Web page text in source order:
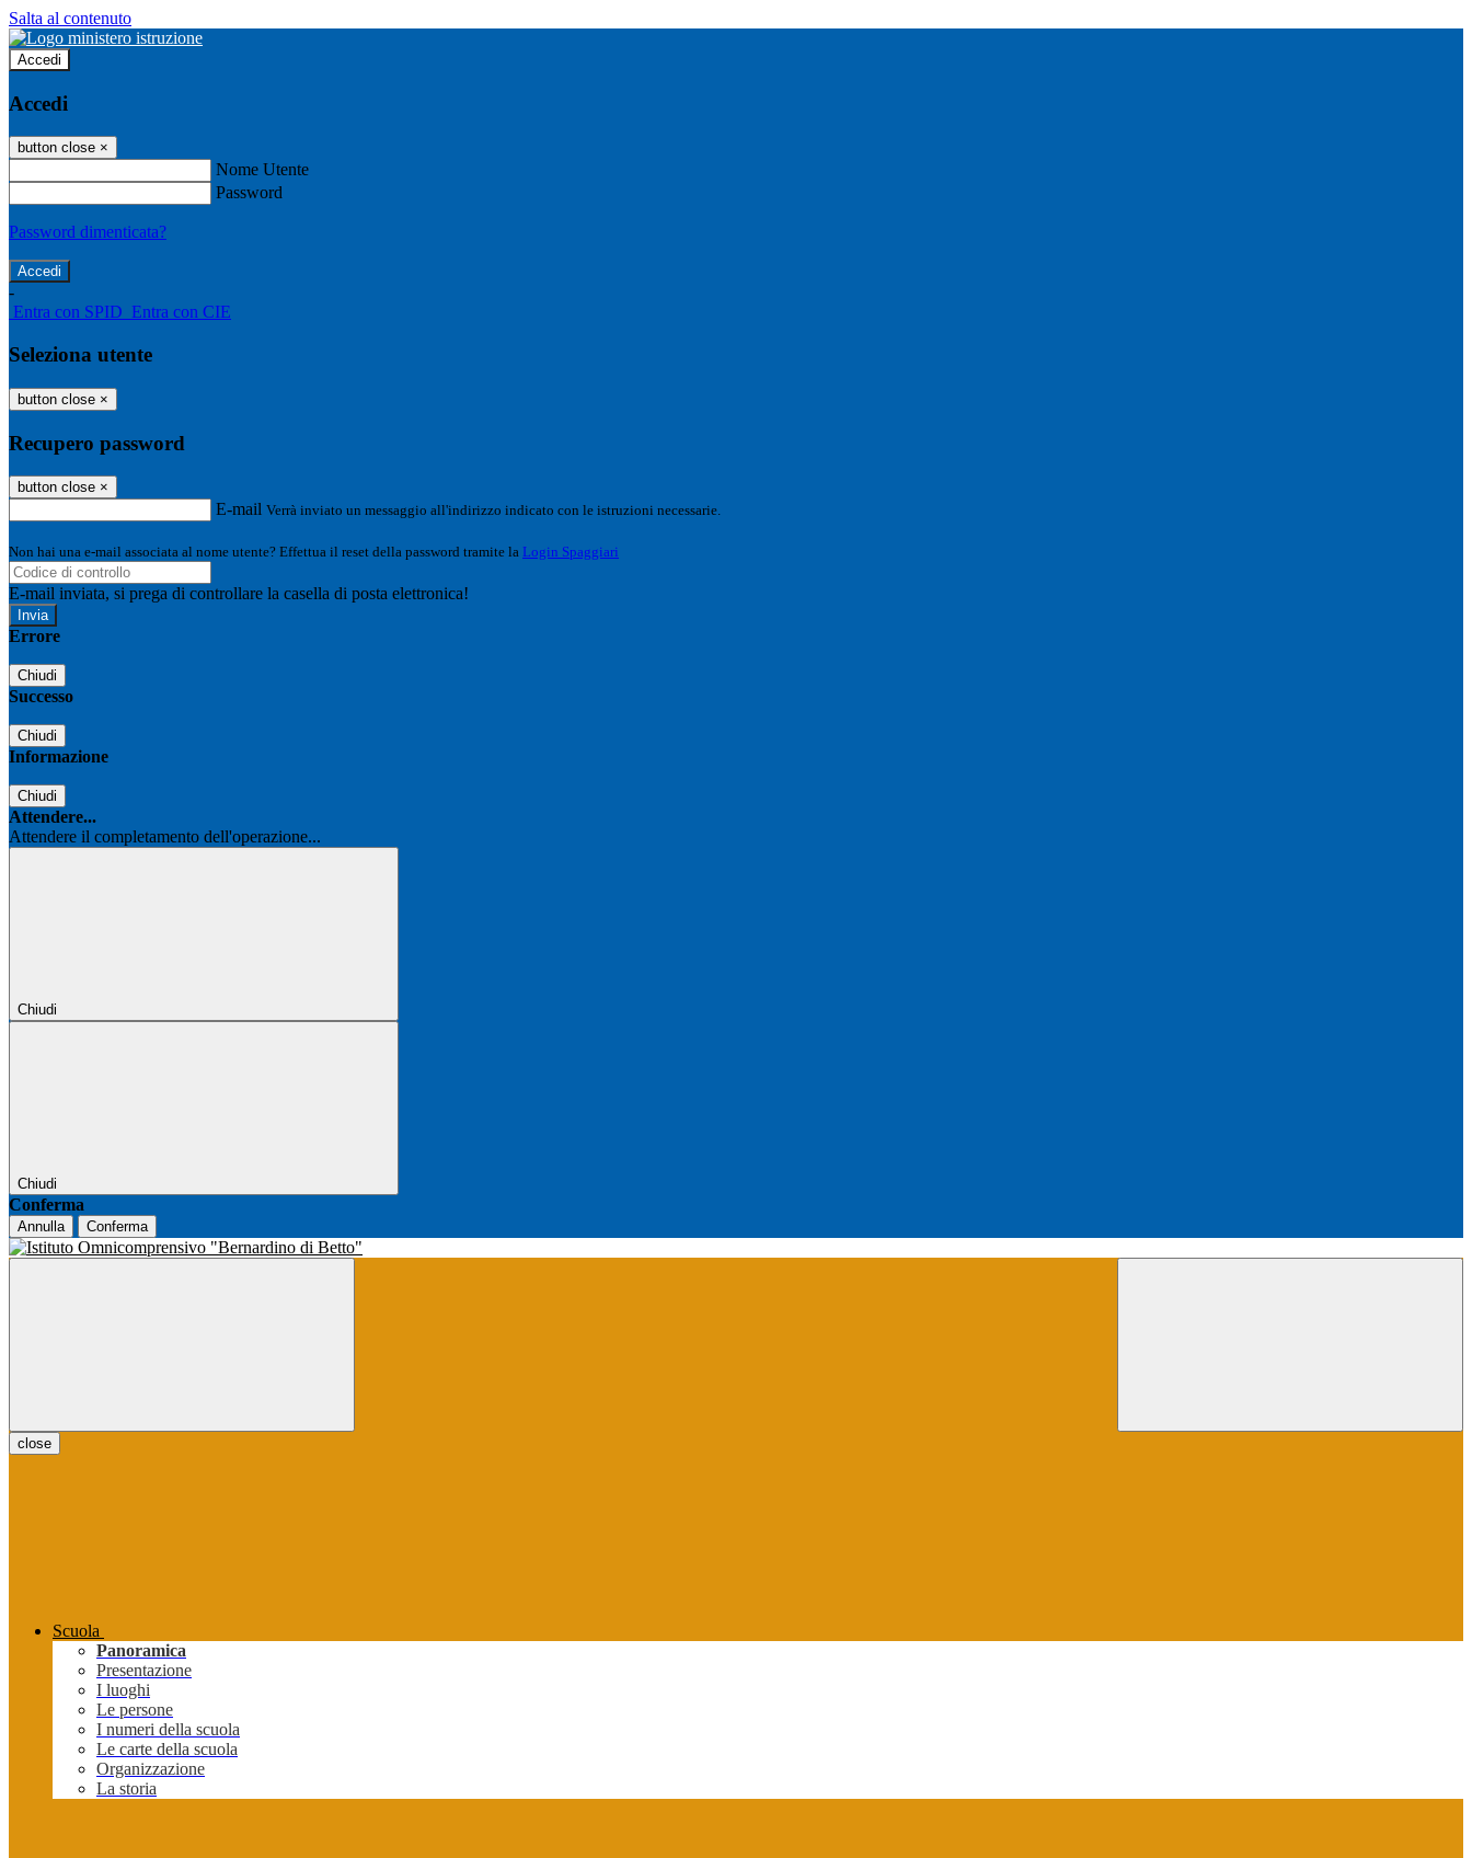
Salta al contenuto
Accedi
Accedi
button close ×
Nome Utente
Password
Password dimenticata?
-
Entra con SPID Entra con CIE
Seleziona utente
button close ×
Recupero password
button close ×
E-mail Verrà inviato un messaggio all'indirizzo indicato con le istruzioni necessarie.
Non hai una e-mail associata al nome utente? Effettua il reset della password tramite la Login Spaggiari
E-mail inviata, si prega di controllare la casella di posta elettronica!
Errore
Chiudi
Successo
Chiudi
Informazione
Chiudi
Attendere...
Attendere il completamento dell'operazione...
Chiudi
Chiudi
Conferma
Annulla Conferma
close
Scuola
Panoramica
Presentazione
I luoghi
Le persone
I numeri della scuola
Le carte della scuola
Organizzazione
La storia